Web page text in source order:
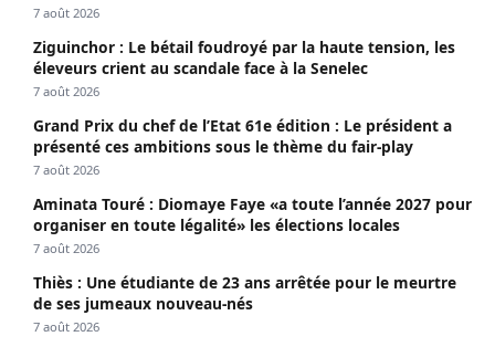
poursuites
7 août 2026
Ziguinchor : Le bétail foudroyé par la haute tension, les
éleveurs crient au scandale face à la Senelec
7 août 2026
Grand Prix du chef de l’Etat 61e édition : Le président a
présenté ces ambitions sous le thème du fair-play
7 août 2026
Aminata Touré : Diomaye Faye «a toute l’année 2027 pour
organiser en toute légalité» les élections locales
7 août 2026
Thiès : Une étudiante de 23 ans arrêtée pour le meurtre
de ses jumeaux nouveau-nés
7 août 2026